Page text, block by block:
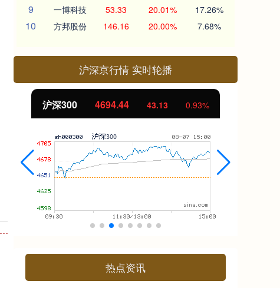
9 一博科技 53.33 20.01% 17.26%
10 方邦股份 146.16 20.00% 7.68%
沪深京行情 实时轮播
沪深300 4694.44 43.13 0.93%
热点资讯